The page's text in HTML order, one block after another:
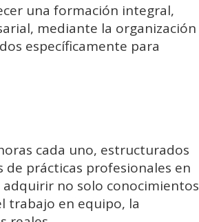
una formación integral,
mediante la organización
específicamente para
cada uno, estructurados
prácticas profesionales en
no solo conocimientos
trabajo en equipo, la